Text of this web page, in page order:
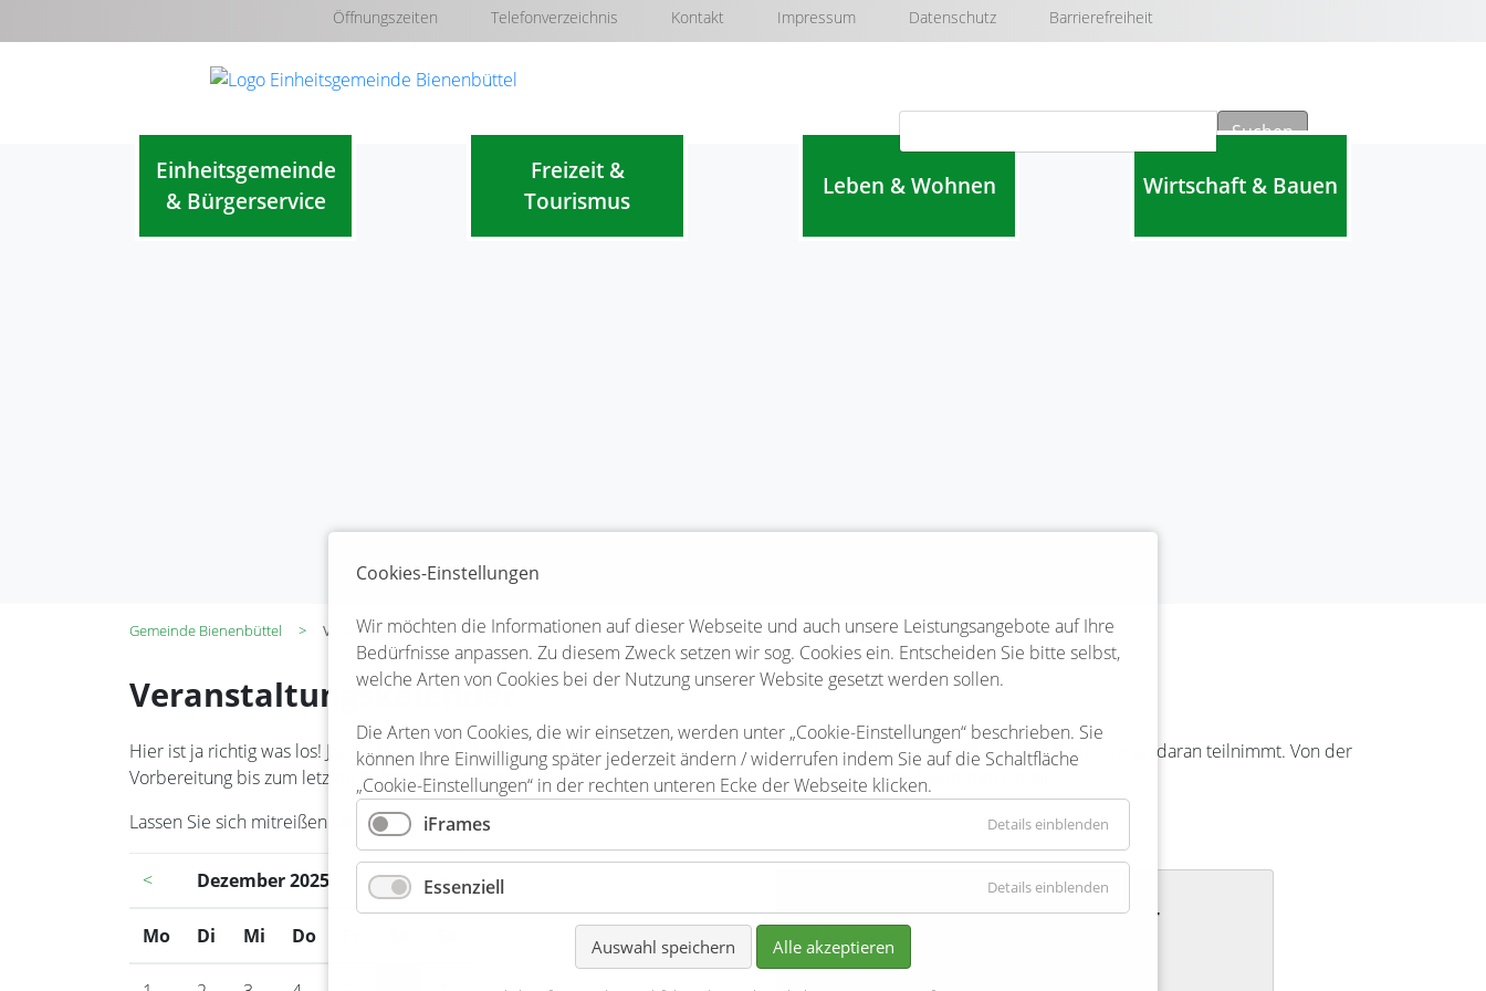
Öffnungszeiten Telefonverzeichnis Kontakt Impressum Datenschutz Barrierefreiheit
Suchen
Einheitsgemeinde
& Bürgerservice
Freizeit &
Tourismus
Leben & Wohnen Wirtschaft & Bauen
Gemeinde Bienenbüttel Veranstaltungskalender
Veranstaltungskalender
Hier ist ja richtig was los! Ja, die Bienenbütteler lieben ihre Veranstaltungen, Feste und Events. Und das merkt man auch, wenn man daran teilnimmt. Von der
Vorbereitung bis zum letzten Kehraus steckt in allen Veranstaltungen viel Herzblut, Leidenschaft und Liebe zum Detail.
Lassen Sie sich mitreißen und seien Sie dabei!
< Dezember 2025 >
Mo ntag
Di enstag
Mi ttwoch
Do
Osterfeuer Freiwillige Feuerwehr
Edendorf
Cookies-Einstellungen
Wir möchten die Informationen auf dieser Webseite und auch unsere Leistungsangebote auf Ihre
Bedürfnisse anpassen. Zu diesem Zweck setzen wir sog. Cookies ein. Entscheiden Sie bitte selbst,
welche Arten von Cookies bei der Nutzung unserer Website gesetzt werden sollen.
Die Arten von Cookies, die wir einsetzen, werden unter „Cookie-Einstellungen“ beschrieben. Sie
können Ihre Einwilligung später jederzeit ändern / widerrufen indem Sie auf die Schaltfläche
„Cookie-Einstellungen“ in der rechten unteren Ecke der Webseite klicken.
iFrames
Details einblenden
Essenziell Details einblenden
Auswahl speichern Alle akzeptieren